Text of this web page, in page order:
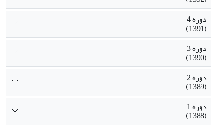
دوره 4
(1391)
دوره 3
(1390)
دوره 2
(1389)
دوره 1
(1388)